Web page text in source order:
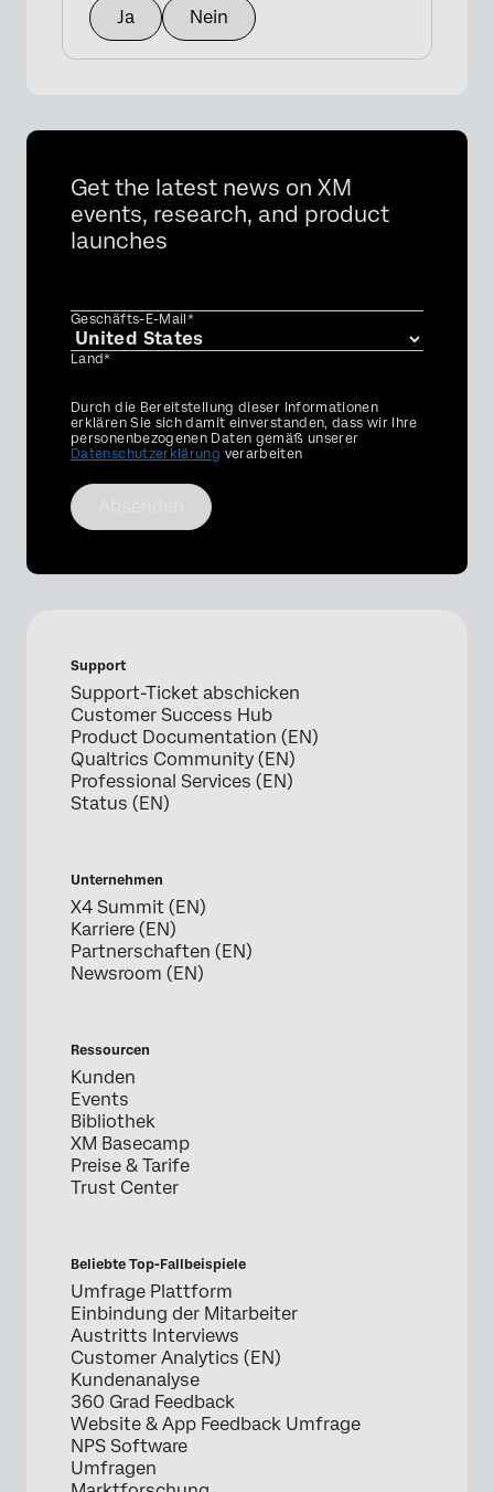
Ja
Nein
Get the latest news on XM
events, research, and product
launches
Geschäfts-E-Mail*
Land*
Privacy
Optin
Durch die Bereitstellung dieser Informationen
erklären Sie sich damit einverstanden, dass wir Ihre
personenbezogenen Daten gemäß unserer
Datenschutzerklärung verarbeiten
Support
Support-Ticket abschicken
Customer Success Hub
Product Documentation (EN)
Qualtrics Community (EN)
Professional Services (EN)
Status (EN)
Unternehmen
X4 Summit (EN)
Karriere (EN)
Partnerschaften (EN)
Newsroom (EN)
Ressourcen
Kunden
Events
Bibliothek
XM Basecamp
Preise & Tarife
Trust Center
Beliebte Top-Fallbeispiele
Umfrage Plattform
Einbindung der Mitarbeiter
Austritts Interviews
Customer Analytics (EN)
Kundenanalyse
360 Grad Feedback
Website & App Feedback Umfrage
NPS Software
Umfragen